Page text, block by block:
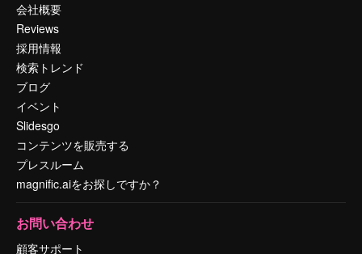
会社概要
Reviews
採用情報
検索トレンド
ブログ
イベント
Slidesgo
コンテンツを販売する
プレスルーム
magnific.aiをお探しですか？
お問い合わせ
顧客サポート